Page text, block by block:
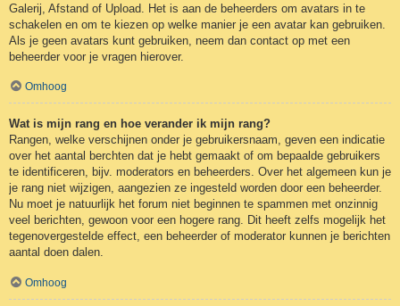
Galerij, Afstand of Upload. Het is aan de beheerders om avatars in te
schakelen en om te kiezen op welke manier je een avatar kan gebruiken.
Als je geen avatars kunt gebruiken, neem dan contact op met een
beheerder voor je vragen hierover.
Omhoog
Wat is mijn rang en hoe verander ik mijn rang?
Rangen, welke verschijnen onder je gebruikersnaam, geven een indicatie
over het aantal berchten dat je hebt gemaakt of om bepaalde gebruikers
te identificeren, bijv. moderators en beheerders. Over het algemeen kun je
je rang niet wijzigen, aangezien ze ingesteld worden door een beheerder.
Nu moet je natuurlijk het forum niet beginnen te spammen met onzinnig
veel berichten, gewoon voor een hogere rang. Dit heeft zelfs mogelijk het
tegenovergestelde effect, een beheerder of moderator kunnen je berichten
aantal doen dalen.
Omhoog